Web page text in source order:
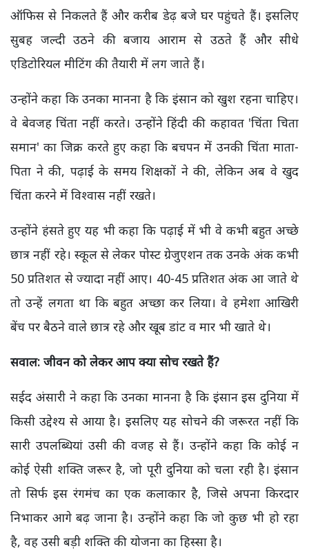
ऑफिस से निकलते हैं और करीब डेढ़ बजे घर पहुंचते हैं। इसलिए
सुबह जल्दी उठने की बजाय आराम से उठते हैं और सीधे
एडिटोरियल मीटिंग की तैयारी में लग जाते हैं।
उन्होंने कहा कि उनका मानना है कि इंसान को खुश रहना चाहिए।
वे बेवजह चिंता नहीं करते। उन्होंने हिंदी की कहावत 'चिंता चिता
समान' का जिक्र करते हुए कहा कि बचपन में उनकी चिंता माता-
पिता ने की, पढ़ाई के समय शिक्षकों ने की, लेकिन अब वे खुद
चिंता करने में विश्वास नहीं रखते।
उन्होंने हंसते हुए यह भी कहा कि पढ़ाई में भी वे कभी बहुत अच्छे
छात्र नहीं रहे। स्कूल से लेकर पोस्ट ग्रेजुएशन तक उनके अंक कभी
50 प्रतिशत से ज्यादा नहीं आए। 40-45 प्रतिशत अंक आ जाते थे
तो उन्हें लगता था कि बहुत अच्छा कर लिया। वे हमेशा आखिरी
बेंच पर बैठने वाले छात्र रहे और खूब डांट व मार भी खाते थे।
सवाल: जीवन को लेकर आप क्या सोच रखते हैं?
सईद अंसारी ने कहा कि उनका मानना है कि इंसान इस दुनिया में
किसी उद्देश्य से आया है। इसलिए यह सोचने की जरूरत नहीं कि
सारी उपलब्धियां उसी की वजह से हैं। उन्होंने कहा कि कोई न
कोई ऐसी शक्ति जरूर है, जो पूरी दुनिया को चला रही है। इंसान
तो सिर्फ इस रंगमंच का एक कलाकार है, जिसे अपना किरदार
निभाकर आगे बढ़ जाना है। उन्होंने कहा कि जो कुछ भी हो रहा
है, वह उसी बड़ी शक्ति की योजना का हिस्सा है।